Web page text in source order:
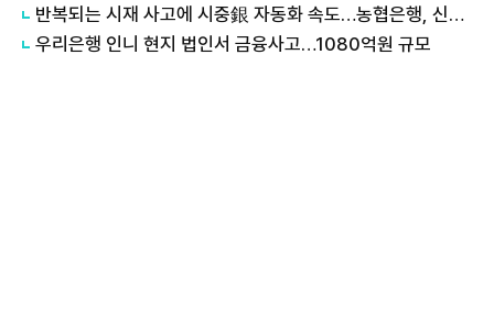
반복되는 시재 사고에 시중銀 자동화 속도…농협은행, 신중 접근
우리은행 인니 현지 법인서 금융사고…1080억원 규모